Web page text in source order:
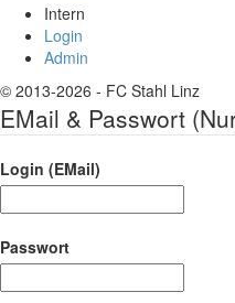
Intern
Login
Admin
© 2013-2026 - FC Stahl Linz
EMail & Passwort
Login (EMail)
Passwort